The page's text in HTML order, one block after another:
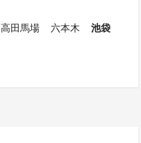
高田馬場 六本木
池袋